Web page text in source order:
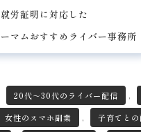
労証明に対応した
マムおすすめライバー事務所
20代～30代のライバー配信 ,
女性のスマホ副業 ,
子育てと